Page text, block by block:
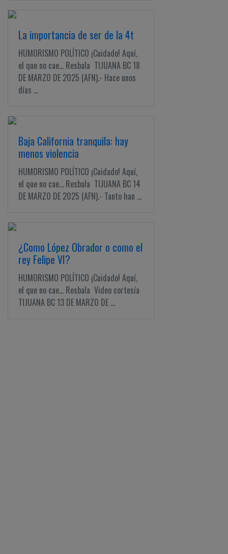
La importancia de ser de la 4t
HUMORISMO POLÍTICO ¡Cuidado! Aquí,
el que no cae... Resbala TIJUANA BC 18
DE MARZO DE 2025 (AFN).- Hace unos
días ...
Baja California tranquila: hay
menos violencia
HUMORISMO POLÍTICO ¡Cuidado! Aquí,
el que no cae... Resbala TIJUANA BC 14
DE MARZO DE 2025 (AFN).- Tanto han ...
¿Como López Obrador o como el
rey Felipe VI?
HUMORISMO POLÍTICO ¡Cuidado! Aquí,
el que no cae... Resbala Video cortesía
TIJUANA BC 13 DE MARZO DE ...